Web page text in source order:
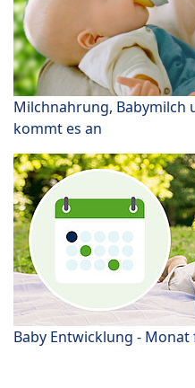
Milchnahrung, Babymilch
kommt es an
Baby Entwicklung -